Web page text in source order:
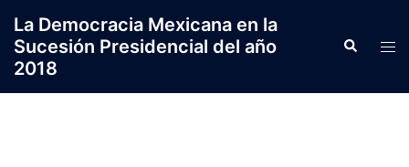
contenido
La Democracia Mexicana en la
Sucesión Presidencial del año
2018
Search